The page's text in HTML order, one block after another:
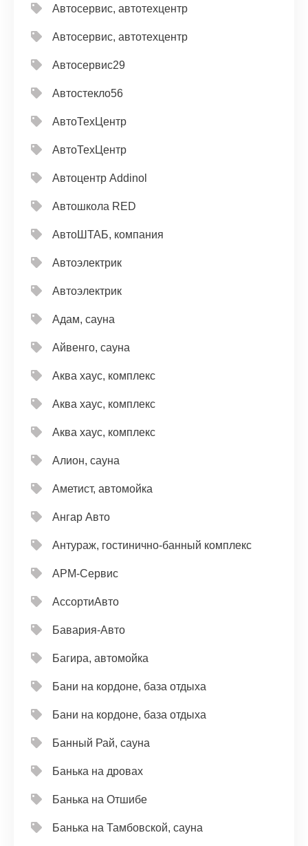
Автосервис, автотехцентр
Автосервис, автотехцентр
Автосервис29
Автостекло56
АвтоТехЦентр
АвтоТехЦентр
Автоцентр Addinol
Автошкола RED
АвтоШТАБ, компания
Автоэлектрик
Автоэлектрик
Адам, сауна
Айвенго, сауна
Аква хаус, комплекс
Аква хаус, комплекс
Аква хаус, комплекс
Алион, сауна
Аметист, автомойка
Ангар Авто
Антураж, гостинично-банный комплекс
АРМ-Сервис
АссортиАвто
Бавария-Авто
Багира, автомойка
Бани на кордоне, база отдыха
Бани на кордоне, база отдыха
Банный Рай, сауна
Банька на дровах
Банька на Отшибе
Банька на Тамбовской, сауна